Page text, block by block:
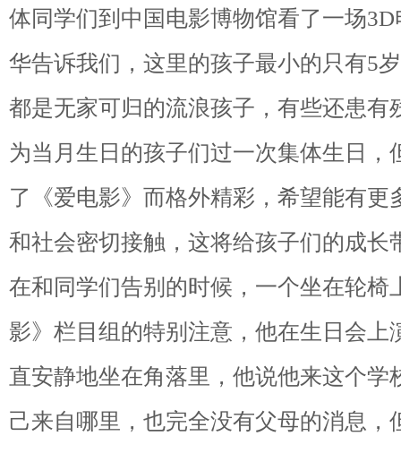
体同学们到中国电影博物馆看了一场
华告诉我们，这里的孩子最小的只有5
都是无家可归的流浪孩子，有些还患有
为当月生日的孩子们过一次集体生日，
了《爱电影》而格外精彩，希望能有更
和社会密切接触，这将给孩子们的成长
在和同学们告别的时候，一个坐在轮椅
影》栏目组的特别注意，他在生日会上
直安静地坐在角落里，他说他来这个学
己来自哪里，也完全没有父母的消息，